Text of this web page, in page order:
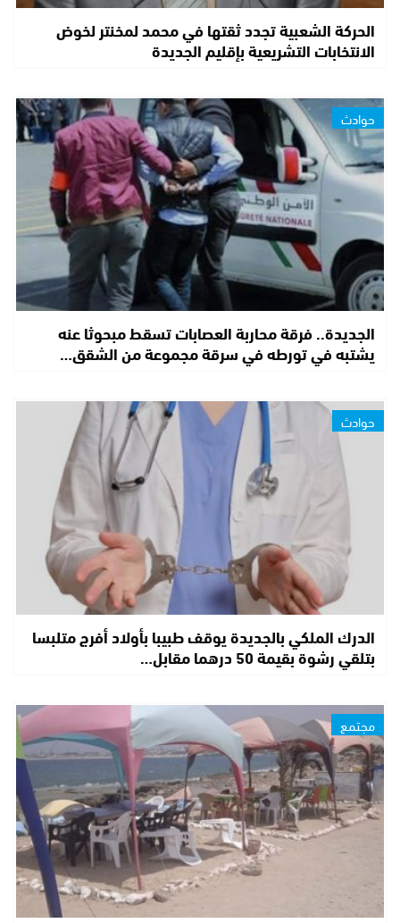
الحركة الشعبية تجدد ثقتها في محمد لمخنتر لخوض
الانتخابات التشريعية بإقليم الجديدة
حوادث
الجديدة.. فرقة محاربة العصابات تسقط مبحوثا عنه
يشتبه في تورطه في سرقة مجموعة من الشقق…
حوادث
الدرك الملكي بالجديدة يوقف طبيبا بأولاد أفرج متلبسا
بتلقي رشوة بقيمة 50 درهما مقابل…
مجتمع